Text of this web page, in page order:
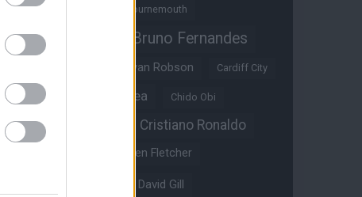
Benjamin Sesko Bournemouth
Brandon Williams Bruno Fernandes
Bryan Robson Cardiff City
Casemiro Chelsea Chido Obi
Christian Eriksen Cristiano Ronaldo
Darren Fletcher
David Gill